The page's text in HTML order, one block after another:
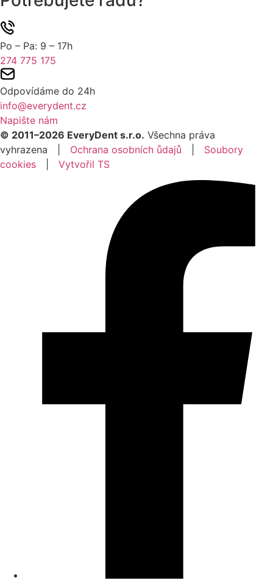
Po – Pa: 9 – 17h
274 775 175
Odpovídáme do 24h
info@everydent.cz
Napište nám
© 2011–2026 EveryDent s.r.o. Všechna práva
vyhrazena | Ochrana osobních ůdajů
Soubory
cookies
Vytvořil TS